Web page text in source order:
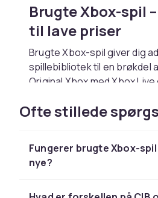
Brugte Xbox-spil
til lave priser
Brugte Xbox-spil giver dig
spillebibliotek til en brøkdel
Original Xbox med Xbox
Fable och Star Wars: Knights
Tips til køb af
spil
CD-diske: inspicér for ridser
Ofte stillede
Fungerer brugte Xbox-
nye?